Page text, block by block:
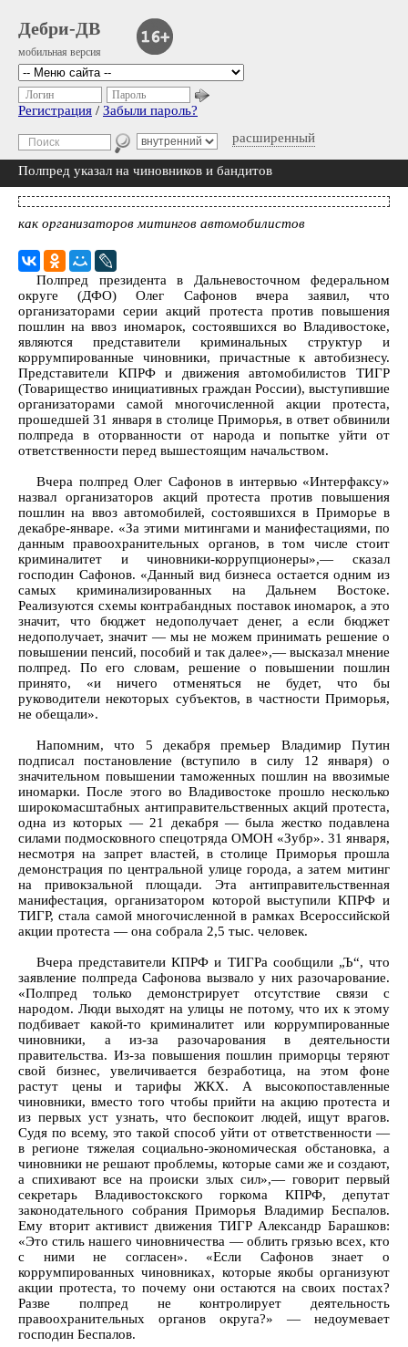
Дебри-ДВ
мобильная версия
расширенный
Логин Пароль
Регистрация / Забыли пароль?
Полпред указал на чиновников и бандитов
как организаторов митингов автомобилистов
Полпред президента в Дальневосточном федеральном
округе (ДФО) Олег Сафонов вчера заявил, что
организаторами серии акций протеста против повышения
пошлин на ввоз иномарок, состоявшихся во Владивостоке,
являются представители криминальных структур и
коррумпированные чиновники, причастные к автобизнесу.
Представители КПРФ и движения автомобилистов ТИГР
(Товарищество инициативных граждан России), выступившие
организаторами самой многочисленной акции протеста,
прошедшей 31 января в столице Приморья, в ответ обвинили
полпреда в оторванности от народа и попытке уйти от
ответственности перед вышестоящим начальством.
Вчера полпред Олег Сафонов в интервью «Интерфаксу»
назвал организаторов акций протеста против повышения
пошлин на ввоз автомобилей, состоявшихся в Приморье в
декабре-январе. «За этими митингами и манифестациями, по
данным правоохранительных органов, в том числе стоит
криминалитет и чиновники-коррупционеры»,— сказал
господин Сафонов. «Данный вид бизнеса остается одним из
самых криминализированных на Дальнем Востоке.
Реализуются схемы контрабандных поставок иномарок, а это
значит, что бюджет недополучает денег, а если бюджет
недополучает, значит — мы не можем принимать решение о
повышении пенсий, пособий и так далее»,— высказал мнение
полпред. По его словам, решение о повышении пошлин
принято, «и ничего отменяться не будет, что бы
руководители некоторых субъектов, в частности Приморья,
не обещали».
Напомним, что 5 декабря премьер Владимир Путин
подписал постановление (вступило в силу 12 января) о
значительном повышении таможенных пошлин на ввозимые
иномарки. После этого во Владивостоке прошло несколько
широкомасштабных антиправительственных акций протеста,
одна из которых — 21 декабря — была жестко подавлена
силами подмосковного спецотряда ОМОН «Зубр». 31 января,
несмотря на запрет властей, в столице Приморья прошла
демонстрация по центральной улице города, а затем митинг
на привокзальной площади. Эта антиправительственная
манифестация, организатором которой выступили КПРФ и
ТИГР, стала самой многочисленной в рамках Всероссийской
акции протеста — она собрала 2,5 тыс. человек.
Вчера представители КПРФ и ТИГРа сообщили „Ъ“, что
заявление полпреда Сафонова вызвало у них разочарование.
«Полпред только демонстрирует отсутствие связи с
народом. Люди выходят на улицы не потому, что их к этому
подбивает какой-то криминалитет или коррумпированные
чиновники, а из-за разочарования в деятельности
правительства. Из-за повышения пошлин приморцы теряют
свой бизнес, увеличивается безработица, на этом фоне
растут цены и тарифы ЖКХ. А высокопоставленные
чиновники, вместо того чтобы прийти на акцию протеста и
из первых уст узнать, что беспокоит людей, ищут врагов.
Судя по всему, это такой способ уйти от ответственности —
в регионе тяжелая социально-экономическая обстановка, а
чиновники не решают проблемы, которые сами же и создают,
а спихивают все на происки злых сил»,— говорит первый
секретарь Владивостокского горкома КПРФ, депутат
законодательного собрания Приморья Владимир Беспалов.
Ему вторит активист движения ТИГР Александр Барашков:
«Это стиль нашего чиновничества — облить грязью всех, кто
с ними не согласен». «Если Сафонов знает о
коррумпированных чиновниках, которые якобы организуют
акции протеста, то почему они остаются на своих постах?
Разве полпред не контролирует деятельность
правоохранительных органов округа?» — недоумевает
господин Беспалов.